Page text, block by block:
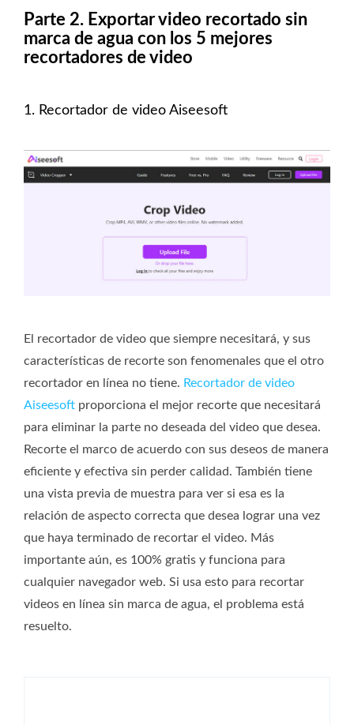
Parte 2. Exportar video recortado sin
marca de agua con los 5 mejores
recortadores de video
1. Recortador de video Aiseesoft
El recortador de video que siempre necesitará, y sus
características de recorte son fenomenales que el otro
recortador en línea no tiene. Recortador de video
Aiseesoft proporciona el mejor recorte que necesitará
para eliminar la parte no deseada del video que desea.
Recorte el marco de acuerdo con sus deseos de manera
eficiente y efectiva sin perder calidad. También tiene
una vista previa de muestra para ver si esa es la
relación de aspecto correcta que desea lograr una vez
que haya terminado de recortar el video. Más
importante aún, es 100% gratis y funciona para
cualquier navegador web. Si usa esto para recortar
videos en línea sin marca de agua, el problema está
resuelto.